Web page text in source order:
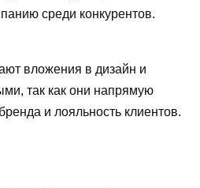
среди конкурентов.
вложения в дизайн и
так как они напрямую
и лояльность клиентов.